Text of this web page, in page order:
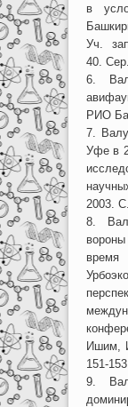
в
Уч.
40.
6.
РИО
7.
Уфе в
2003.
8.
Ишим,
151-153.
9.